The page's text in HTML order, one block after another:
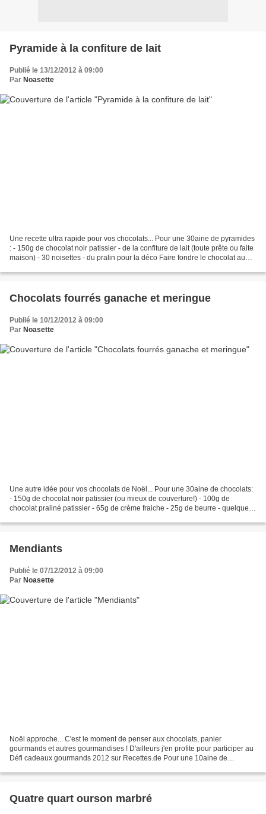
Pyramide à la confiture de lait
Publié le 13/12/2012 à 09:00
Par Noasette
Une recette ultra rapide pour vos chocolats... Pour une 30aine de pyramides
: - 150g de chocolat noir patissier - de la confiture de lait (toute prête ou faite
maison) - 30 noisettes - du pralin pour la déco Faire fondre le chocolat au
Chocolats fourrés ganache et meringue
Publié le 10/12/2012 à 09:00
Par Noasette
Une autre idée pour vos chocolats de Noël... Pour une 30aine de chocolats:
- 150g de chocolat noir patissier (ou mieux de couverture!) - 100g de
chocolat praliné patissier - 65g de crème fraiche - 25g de beurre - quelques
Mendiants
Publié le 07/12/2012 à 09:00
Par Noasette
Noël approche... C'est le moment de penser aux chocolats, panier
gourmands et autres gourmandises ! D'ailleurs j'en profite pour participer au
Défi cadeaux gourmands 2012 sur Recettes.de Pour une 10aine de
Quatre quart ourson marbré